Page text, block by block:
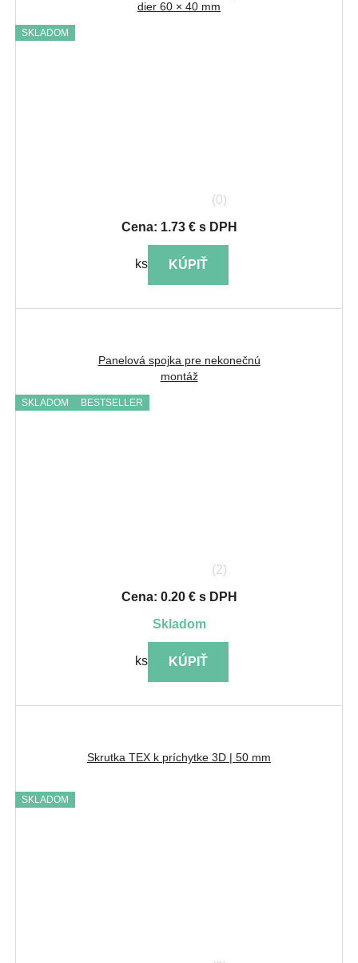
dier 60 × 40 mm
SKLADOM
(0)
Cena: 1.73 € s DPH
ks KÚPIŤ
Panelová spojka pre nekonečnú
montáž
SKLADOM BESTSELLER
(2)
Cena: 0.20 € s DPH
skladom
ks KÚPIŤ
Skrutka TEX k príchytke 3D | 50 mm
SKLADOM